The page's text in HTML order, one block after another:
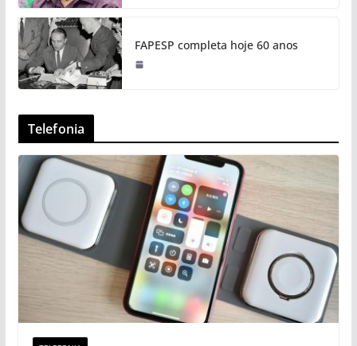
FAPESP completa hoje 60 anos
Telefonia